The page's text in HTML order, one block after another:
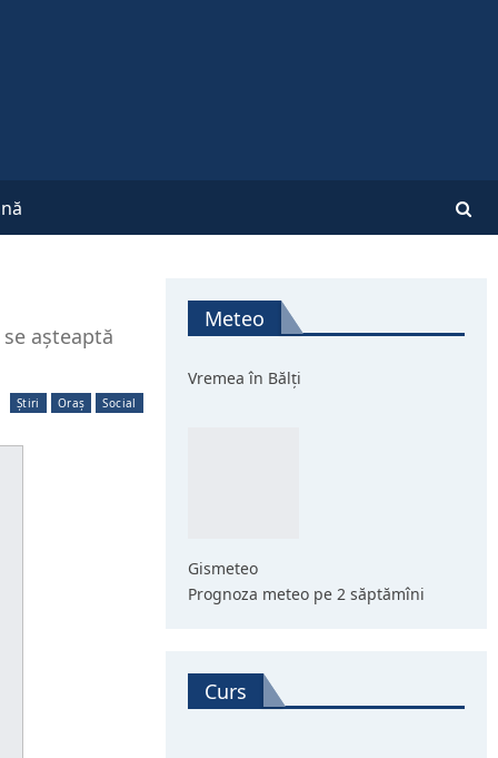
așteaptă
Știri Oraș Social
Meteo
Vremea în Bălți
Gismeteo
Prognoza meteo pe 2 săptămîni
Curs